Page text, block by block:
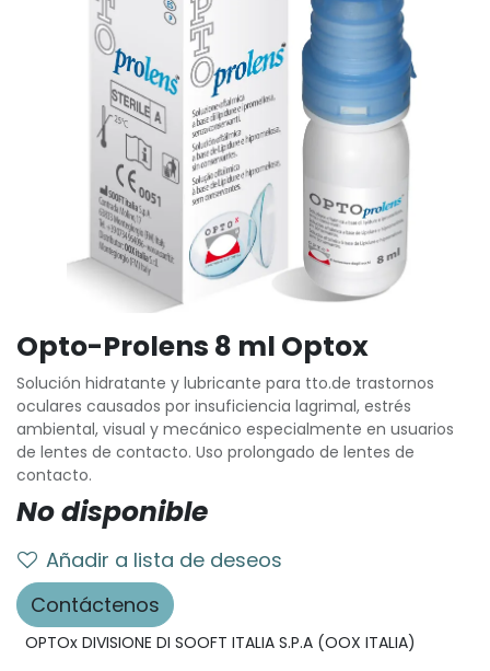
Opto-Prolens 8 ml Optox
Solución hidratante y lubricante para tto.de trastornos
oculares causados por insuficiencia lagrimal, estrés
ambiental, visual y mecánico especialmente en usuarios
de lentes de contacto. Uso prolongado de lentes de
contacto.
No disponible
Añadir a lista de deseos
Contáctenos
OPTOx DIVISIONE DI SOOFT ITALIA S.P.A (OOX ITALIA)